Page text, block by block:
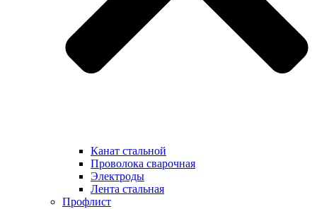
Канат стальной
Проволока сварочная
Электроды
Лента стальная
Профлист